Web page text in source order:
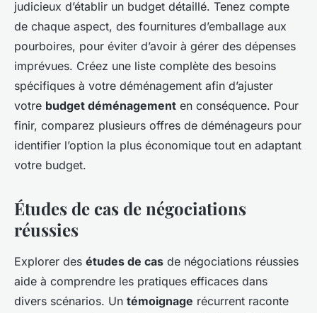
judicieux d’établir un budget détaillé. Tenez compte
de chaque aspect, des fournitures d’emballage aux
pourboires, pour éviter d’avoir à gérer des dépenses
imprévues. Créez une liste complète des besoins
spécifiques à votre déménagement afin d’ajuster
votre budget déménagement en conséquence. Pour
finir, comparez plusieurs offres de déménageurs pour
identifier l’option la plus économique tout en adaptant
votre budget.
Études de cas de négociations
réussies
Explorer des études de cas de négociations réussies
aide à comprendre les pratiques efficaces dans
divers scénarios. Un témoignage récurrent raconte